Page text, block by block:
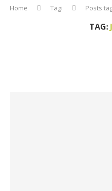
Home Tagi Posts
TAG: